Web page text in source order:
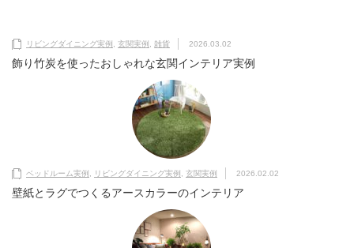
リビングダイニング実例 , 玄関実例 , 雑貨 2026.03.02
飾り竹炭を使ったおしゃれな玄関インテリア実例
ベッドルーム実例 , リビングダイニング実例 , 玄関実例 2026.02.02
壁紙とラグでつくるアースカラーのインテリア